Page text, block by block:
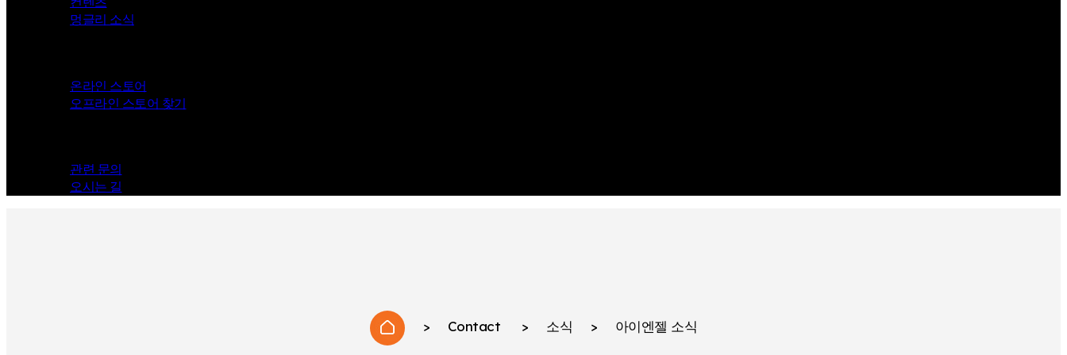
멍글리 소식
온라인 스토어
오프라인 스토어 찾기
관련 문의
오시는 길
> Contact > 소식 > 아이엔젤 소식